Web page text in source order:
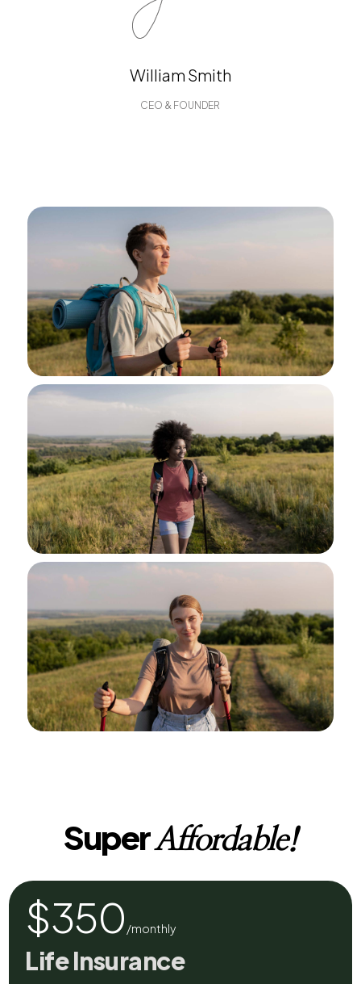
William Smith
CEO & FOUNDER
SuperAffordable!
$350 /monthly
Life Insurance